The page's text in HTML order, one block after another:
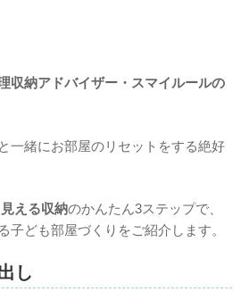
収納アドバイザー・スマイルールの
一緒にお部屋のリセットをする絶好
える収納のかんたん3ステップで、
子ども部屋づくりをご紹介します。
し